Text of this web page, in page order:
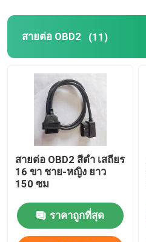
สายต่อ OBD2 (11)
สายต่อ OBD2 สีดำ เสถียร
16 ขา ชาย-หญิง ยาว
150 ซม
ราคาถูกที่สุด